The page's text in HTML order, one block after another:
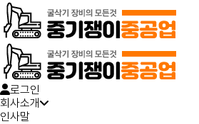
로그인
회사소개
인사말